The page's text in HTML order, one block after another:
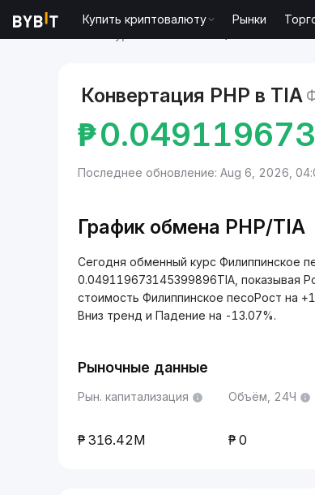
Купить криптовалюту Рынки
Конвертация PHP в TIA
₱
Последнее обновление: Aug 6, 2026,
График обмена PHP/TIA
Сегодня обменный курс Филиппинское
0.049119673145399896TIA, показывая
стоимость Филиппинское песоРост на
Вниз тренд и Падение на -13.07%.
Рыночные данные
Рын. капитализация
316.42M
Объём, 24Ч
0